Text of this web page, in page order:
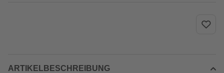
ARTIKELBESCHREIBUNG